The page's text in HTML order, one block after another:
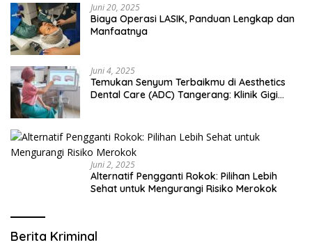
Juni 20, 2025
Biaya Operasi LASIK, Panduan Lengkap dan
Manfaatnya
Juni 4, 2025
Temukan Senyum Terbaikmu di Aesthetics
Dental Care (ADC) Tangerang: Klinik Gigi
Juni 2, 2025
Alternatif Pengganti Rokok: Pilihan Lebih
Sehat untuk Mengurangi Risiko Merokok
Berita Kriminal